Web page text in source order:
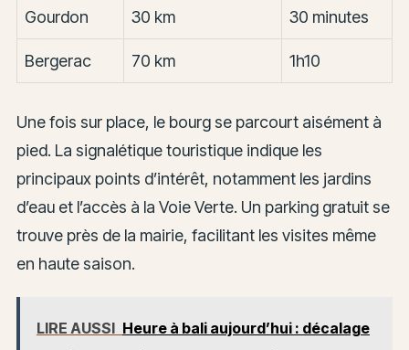
Gourdon 30 km 30 minutes
Bergerac 70 km 1h10
Une fois sur place, le bourg se parcourt aisément à
pied. La signalétique touristique indique les
principaux points d’intérêt, notamment les jardins
d’eau et l’accès à la Voie Verte. Un parking gratuit se
trouve près de la mairie, facilitant les visites même
en haute saison.
LIRE AUSSI Heure à bali aujourd’hui : décalage